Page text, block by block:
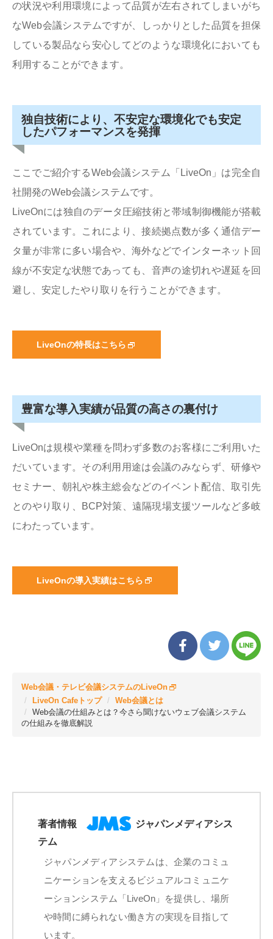
の状況や利用環境によって品質が左右されてしまいがち
なWeb会議システムですが、しっかりとした品質を担保
している製品なら安心してどのような環境化においても
利用することができます。
独自技術により、不安定な環境化でも安定
したパフォーマンスを発揮
ここでご紹介するWeb会議システム「LiveOn」は完全自
社開発のWeb会議システムです。
LiveOnには独自のデータ圧縮技術と帯域制御機能が搭載
されています。これにより、接続拠点数が多く通信デー
タ量が非常に多い場合や、海外などでインターネット回
線が不安定な状態であっても、音声の途切れや遅延を回
避し、安定したやり取りを行うことができます。
LiveOnの特長はこちら
豊富な導入実績が品質の高さの裏付け
LiveOnは規模や業種を問わず多数のお客様にご利用いた
だいています。その利用用途は会議のみならず、研修や
セミナー、朝礼や株主総会などのイベント配信、取引先
とのやり取り、BCP対策、遠隔現場支援ツールなど多岐
にわたっています。
LiveOnの導入実績はこちら
Web会議・テレビ会議システムのLiveOn
LiveOn Cafeトップ
Web会議とは
Web会議の仕組みとは？今さら聞けないウェブ会議システム
の仕組みを徹底解説
著者情報
ジャパンメディアシス
テム
ジャパンメディアシステムは、企業のコミュ
ニケーションを支えるビジュアルコミュニケ
ーションシステム「LiveOn」を提供し、場所
や時間に縛られない働き方の実現を目指して
います。